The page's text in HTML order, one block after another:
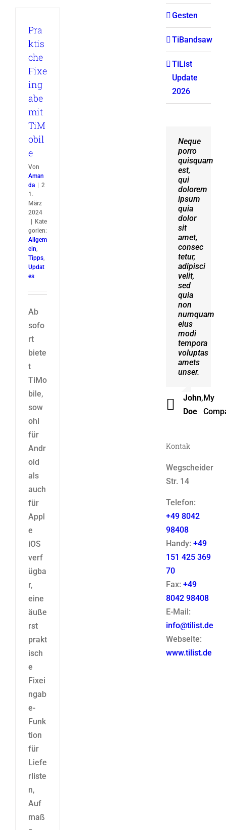
Pra
ktis
che
Fixe
ing
abe
mit
TiM
obil
e
Von
Aman
da
2
1.
März
2024
Kate
gorien:
Allgem
ein,
Tipps,
Updat
es
Ab
sofo
rt
biete
t
TiMo
bile,
sow
ohl
für
Andr
oid
als
auch
für
Appl
e
iOS
verf
ügba
r,
eine
äuße
rst
prakt
isch
e
Fixei
ngab
e-
Funk
tion
für
Liefe
rliste
n,
Auf
maß
Gesten
TiBandsaw
TiList
Update
2026
Neque
porro
quisquam
est,
qui
dolorem
ipsum
quia
dolor
sit
amet,
consec
tetur,
adipisci
velit,
sed
quia
non
numquam
eius
modi
tempora
voluptas
amets
unser.
John
Doe
, My
Aliquam
erat
volutpat.
Quisque
at est
id
ligula
facilisis
laoreet
eget
pulvinar
nibh.
Suspendisse
at
ultrices
dui.
Curabitur
ac
felis
arcu
sadips
ipsums
fugiats
nemis.
Beck
Kontak
Wegscheider
Str. 14
Telefon:
+49 8042
98408
Handy: +49
151 425 369
70
Fax: +49
8042 98408
E-Mail:
info@tilist.de
Webseite:
www.tilist.de